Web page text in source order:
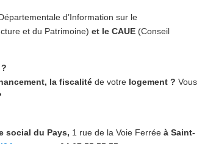
d’Information sur le
et du Patrimoine) et le CAUE (Conseil
la fiscalité de votre logement ? Vous
social du Pays, 1 rue de la Voie Ferrée à Saint-